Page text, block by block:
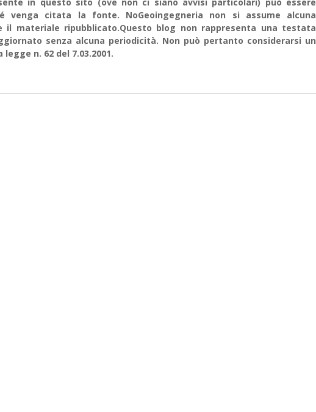
venga citata la fonte. NoGeoingegneria non si assume alcuna
materiale ripubblicato.Questo blog non rappresenta una testata
senza alcuna periodicità. Non può pertanto considerarsi un
n. 62 del 7.03.2001.